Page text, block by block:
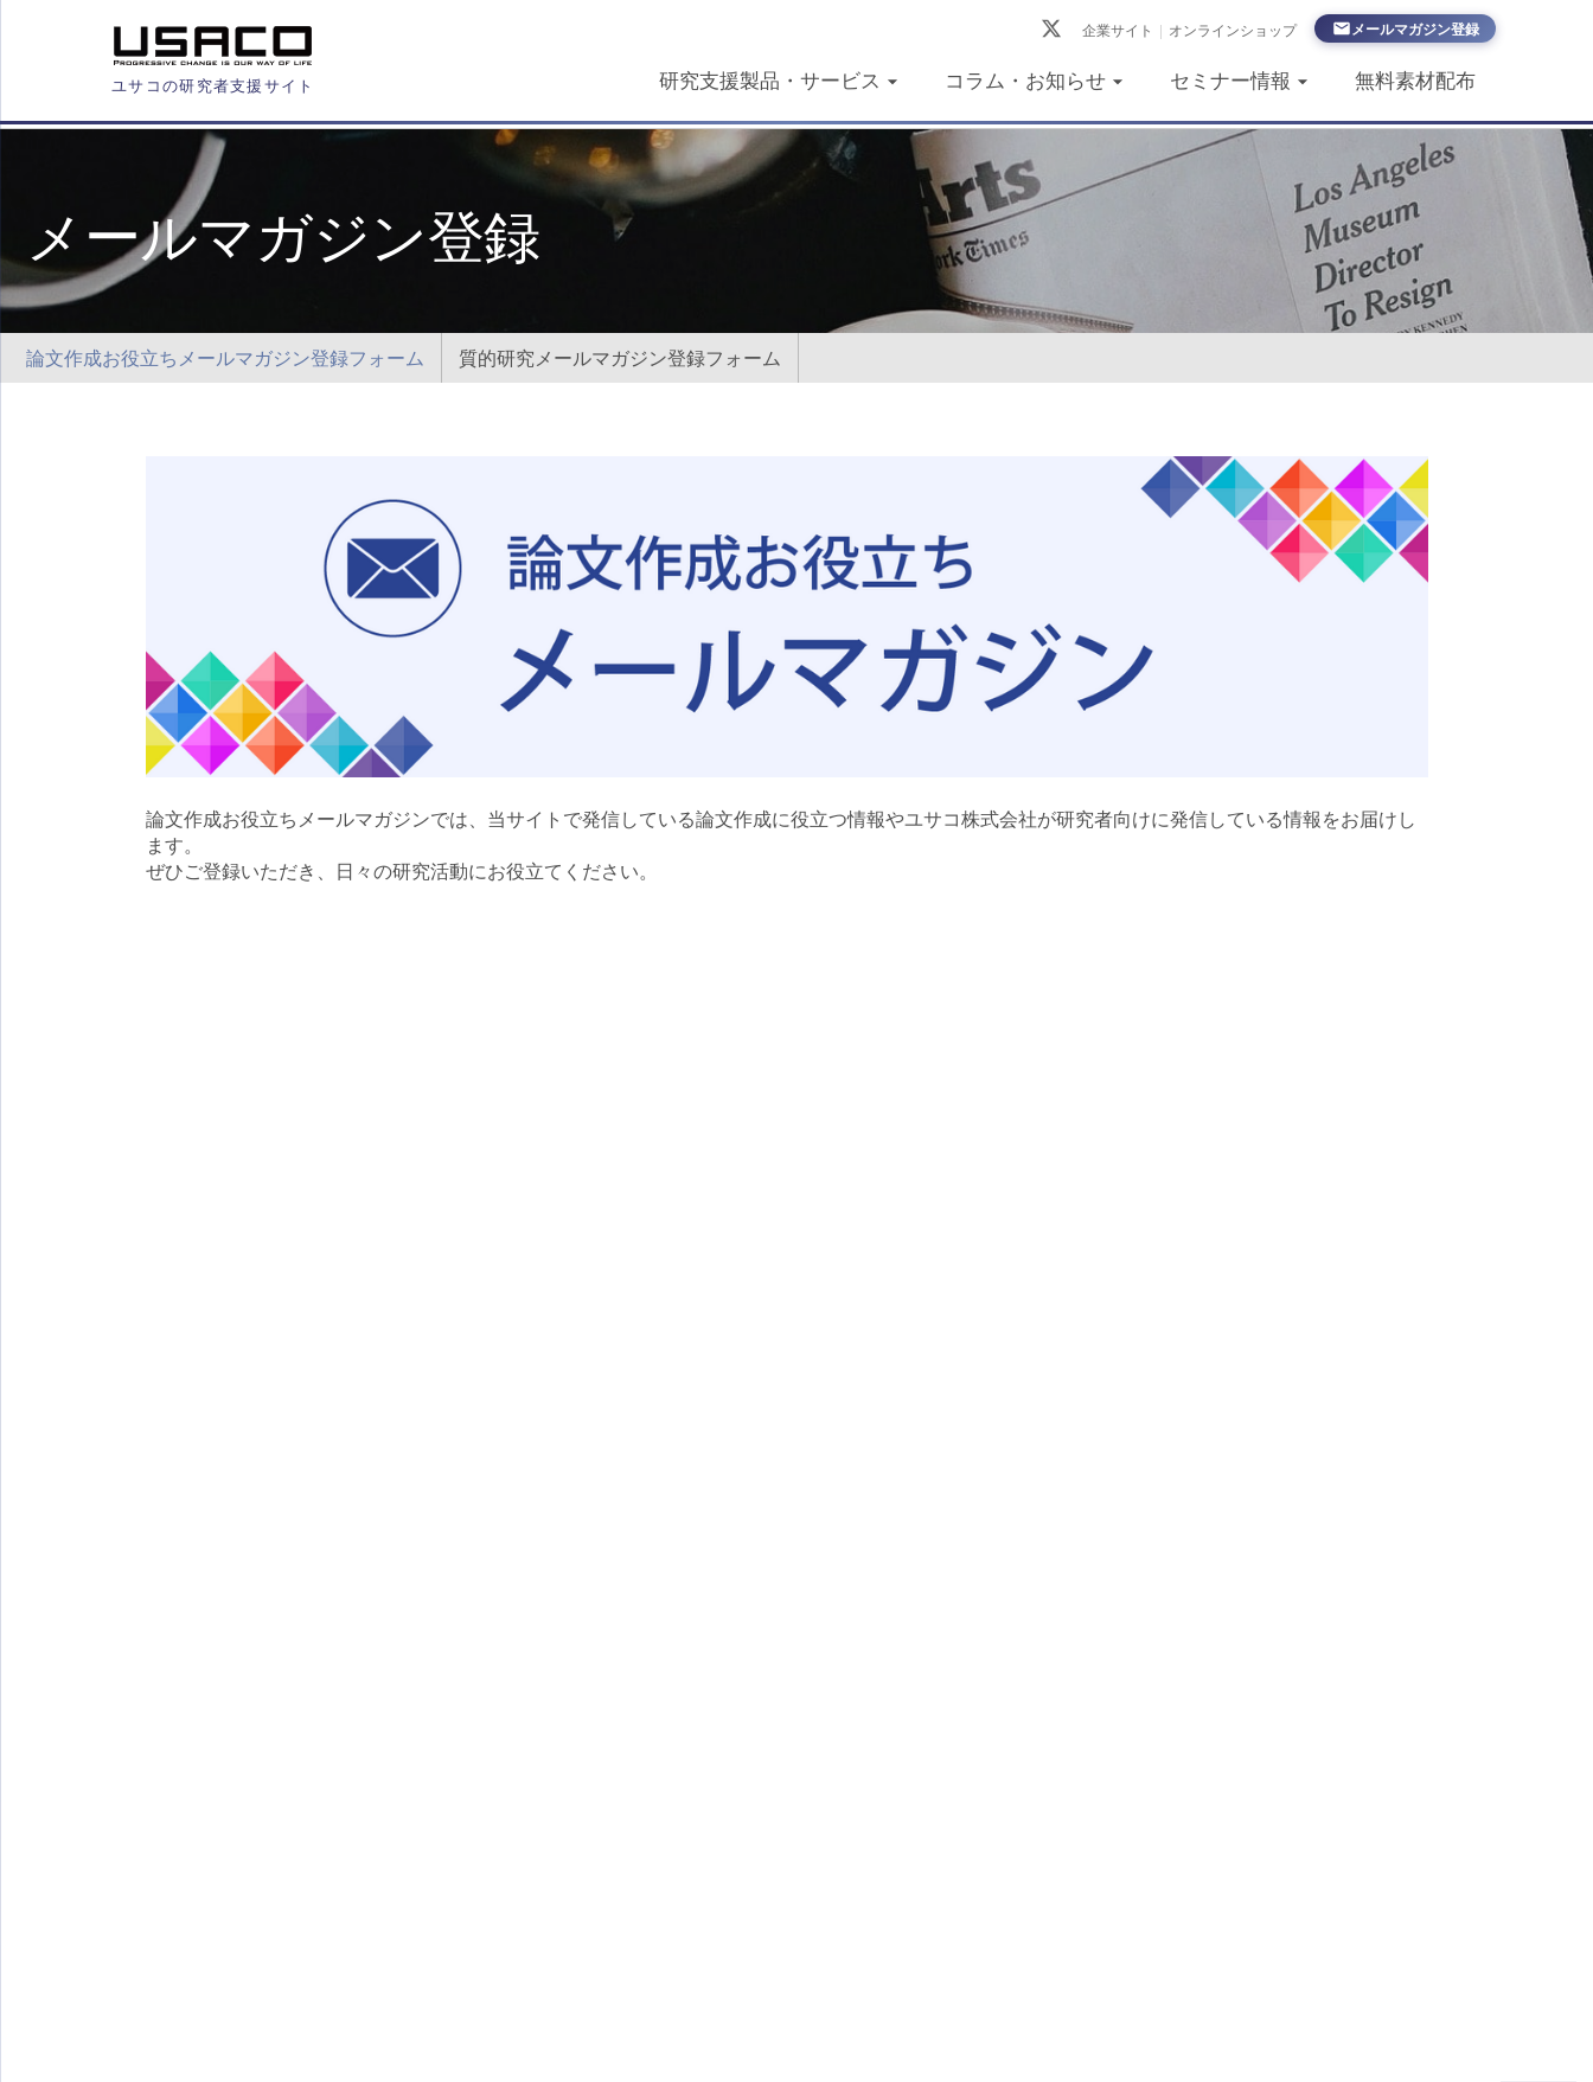
ユサコの研究者支援サイト
企業サイト | オンラインショップ メールマガジン登録
研究支援製品・サービス コラム・お知らせ セミナー情報 無料素材配布
メールマガジン登録
論文作成お役立ちメールマガジン登録フォーム 質的研究メールマガジン登録フォーム
論文作成お役立ちメールマガジンでは、当サイトで発信している論文作成に役立つ情報やユサコ株式会社が研究者向けに発信している情報をお届けし
ます。
ぜひご登録いただき、日々の研究活動にお役立てください。